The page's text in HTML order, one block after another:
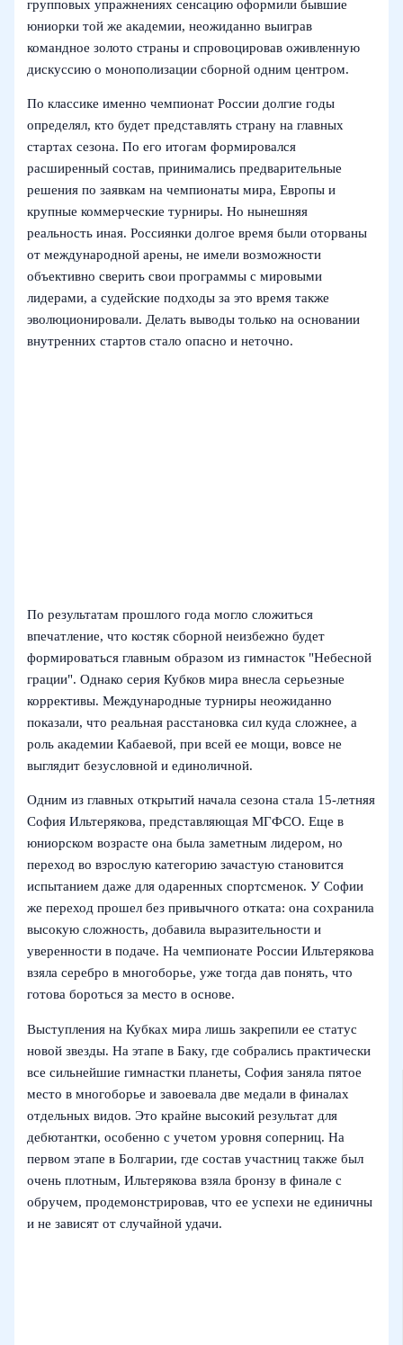
групповых упражнениях сенсацию оформили бывшие
юниорки той же академии, неожиданно выиграв
командное золото страны и спровоцировав оживленную
дискуссию о монополизации сборной одним центром.
По классике именно чемпионат России долгие годы
определял, кто будет представлять страну на главных
стартах сезона. По его итогам формировался
расширенный состав, принимались предварительные
решения по заявкам на чемпионаты мира, Европы и
крупные коммерческие турниры. Но нынешняя
реальность иная. Россиянки долгое время были оторваны
от международной арены, не имели возможности
объективно сверить свои программы с мировыми
лидерами, а судейские подходы за это время также
эволюционировали. Делать выводы только на основании
внутренних стартов стало опасно и неточно.
По результатам прошлого года могло сложиться
впечатление, что костяк сборной неизбежно будет
формироваться главным образом из гимнасток "Небесной
грации". Однако серия Кубков мира внесла серьезные
коррективы. Международные турниры неожиданно
показали, что реальная расстановка сил куда сложнее, а
роль академии Кабаевой, при всей ее мощи, вовсе не
выглядит безусловной и единоличной.
Одним из главных открытий начала сезона стала 15-летняя
София Ильтерякова, представляющая МГФСО. Еще в
юниорском возрасте она была заметным лидером, но
переход во взрослую категорию зачастую становится
испытанием даже для одаренных спортсменок. У Софии
же переход прошел без привычного отката: она сохранила
высокую сложность, добавила выразительности и
уверенности в подаче. На чемпионате России Ильтерякова
взяла серебро в многоборье, уже тогда дав понять, что
готова бороться за место в основе.
Выступления на Кубках мира лишь закрепили ее статус
новой звезды. На этапе в Баку, где собрались практически
все сильнейшие гимнастки планеты, София заняла пятое
место в многоборье и завоевала две медали в финалах
отдельных видов. Это крайне высокий результат для
дебютантки, особенно с учетом уровня соперниц. На
первом этапе в Болгарии, где состав участниц также был
очень плотным, Ильтерякова взяла бронзу в финале с
обручем, продемонстрировав, что ее успехи не единичны
и не зависят от случайной удачи.